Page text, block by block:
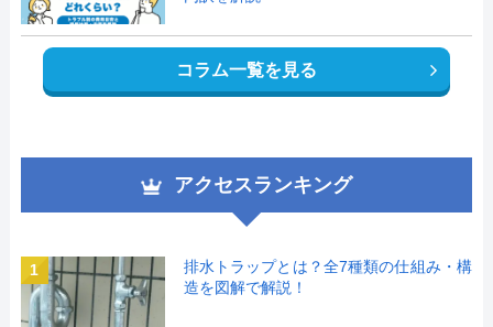
コラム一覧を見る
アクセスランキング
1
排水トラップとは？全7種類の仕組み・構
造を図解で解説！